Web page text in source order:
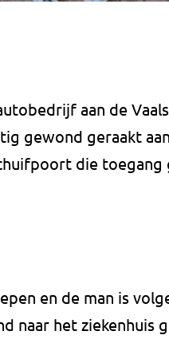
aan de
gewond geraakt
die
en de man is
naar het ziekenhuis